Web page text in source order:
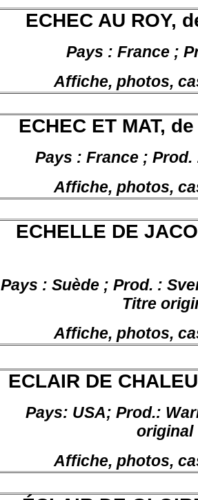
ECHEC AU ROY,
Pays : France ;
Affiche, photos,
ECHEC ET MAT, de
Pays : France ;
Affiche, photos,
ECHELLE DE
Pays : Suède ; Prod. :
Titre
Affiche, photos,
ECLAIR DE
Pays: USA; Prod.:
original
Affiche, photos,